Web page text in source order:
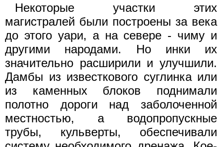
Некоторые участки этих
магистралей были построены за века
до этого уари, а на севере - чиму и
другими народами. Но инки их
значительно расширили и улучшили.
Дамбы из известкового суглинка или
из каменных блоков поднимали
полотно дороги над заболоченной
местностью, а водопропускные
трубы, кульверты, обеспечивали